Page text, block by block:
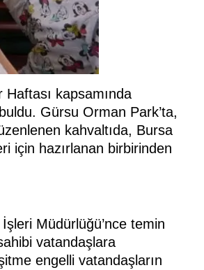
kapsamında
Gürsu Orman Park’ta,
kahvaltıda, Bursa
için hazırlanan birbirinden
Müdürlüğü’nce temin
vatandaşlara
engelli vatandaşların